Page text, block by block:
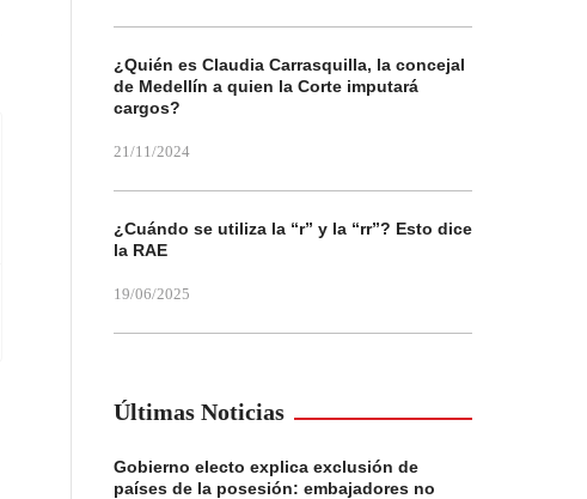
¿Quién es Claudia Carrasquilla, la concejal
de Medellín a quien la Corte imputará
cargos?
21/11/2024
¿Cuándo se utiliza la “r” y la “rr”? Esto dice
la RAE
19/06/2025
Últimas Noticias
Gobierno electo explica exclusión de
países de la posesión: embajadores no